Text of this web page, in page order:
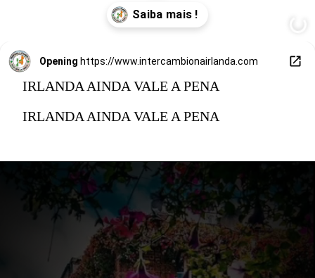
Opening https://www.intercambionairlanda.com
IRLANDA AINDA VALE A PENA
IRLANDA AINDA VALE A PENA